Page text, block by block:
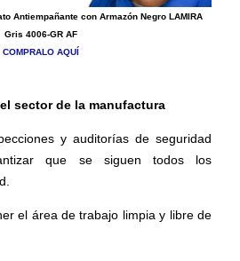
Antiempañante con Armazón Negro LAMIRA
Gris 4006-GR AF
COMPRALO AQUÍ
sector de la manufactura
y auditorías de seguridad
que se siguen todos los
el área de trabajo limpia y libre de